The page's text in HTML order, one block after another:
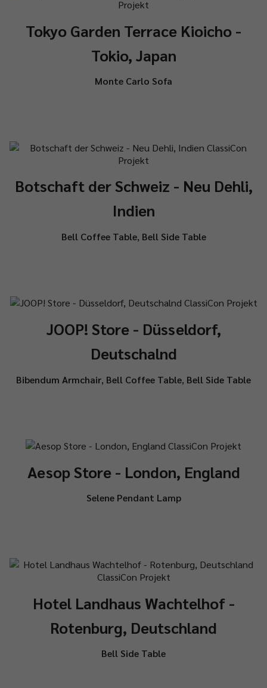
Tokyo Garden Terrace Kioicho -
Tokio, Japan
Monte Carlo Sofa
Botschaft der Schweiz - Neu Dehli,
Indien
Bell Coffee Table, Bell Side Table
JOOP! Store - Düsseldorf,
Deutschalnd
Bibendum Armchair, Bell Coffee Table, Bell Side Table
Aesop Store - London, England
Selene Pendant Lamp
Hotel Landhaus Wachtelhof -
Rotenburg, Deutschland
Bell Side Table